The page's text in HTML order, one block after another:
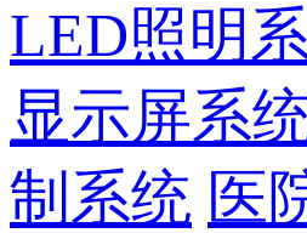
LED照明
显示屏系
制系统 医